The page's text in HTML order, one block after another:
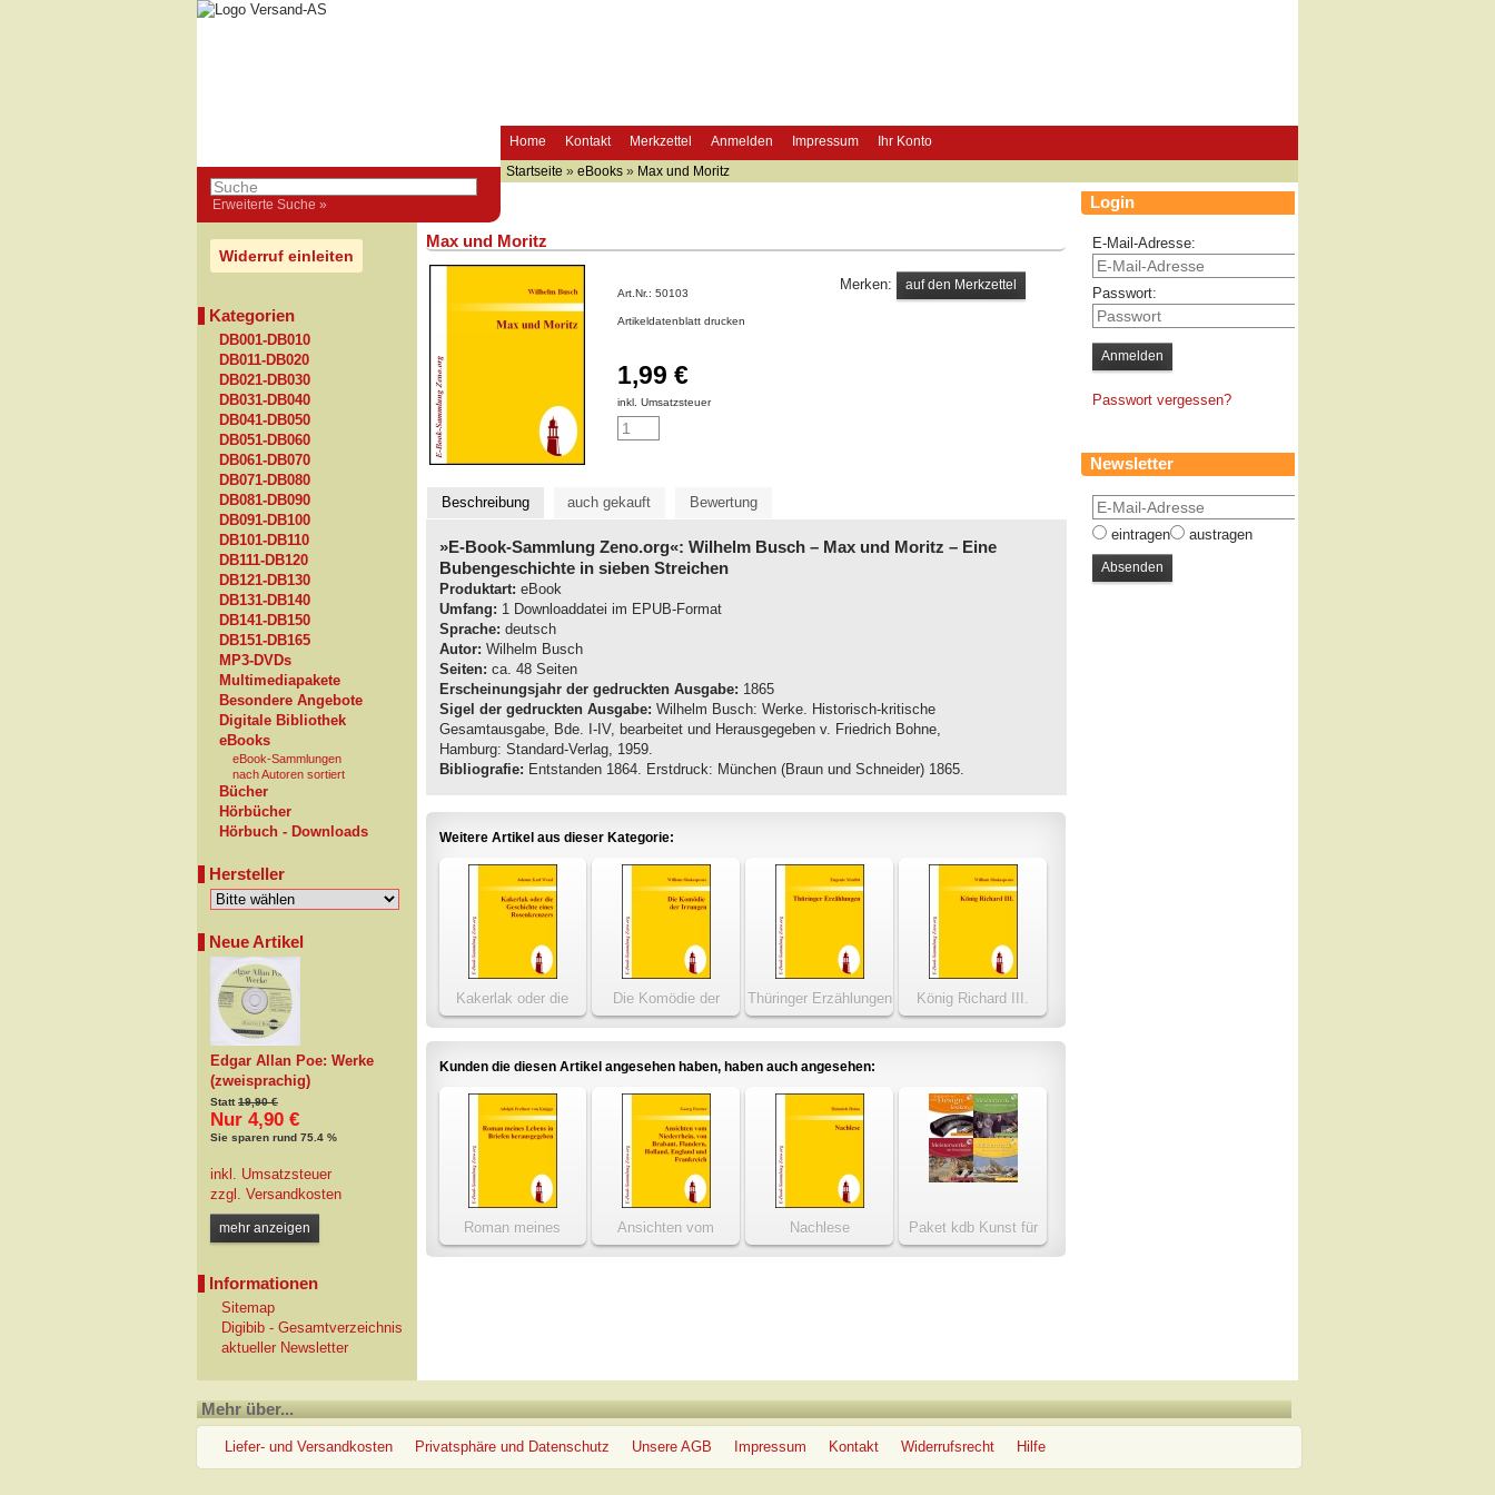
Home Kontakt Merkzettel Anmelden Impressum Ihr Konto
Erweiterte Suche »
Startseite » eBooks » Max und Moritz
Widerruf einleiten
Kategorien
DB001-DB010
DB011-DB020
DB021-DB030
DB031-DB040
DB041-DB050
DB051-DB060
DB061-DB070
DB071-DB080
DB081-DB090
DB091-DB100
DB101-DB110
DB111-DB120
DB121-DB130
DB131-DB140
DB141-DB150
DB151-DB165
MP3-DVDs
Multimediapakete
Besondere Angebote
Digitale Bibliothek
eBooks
eBook-Sammlungen
nach Autoren sortiert
Bücher
Hörbücher
Hörbuch - Downloads
Hersteller
Neue Artikel
Edgar Allan Poe: Werke
(zweisprachig)
Statt19,90 €
Nur 4,90 €
Sie sparen rund 75.4 %
inkl. Umsatzsteuer
zzgl. Versandkosten
mehr anzeigen
Informationen
Sitemap
Digibib - Gesamtverzeichnis
aktueller Newsletter
Max und Moritz
Art.Nr.: 50103
Artikeldatenblatt drucken
1,99 €
inkl. Umsatzsteuer
Merken:
Beschreibung auch gekauft Bewertung
»E-Book-Sammlung Zeno.org«: Wilhelm Busch – Max und Moritz – Eine
Bubengeschichte in sieben Streichen
Produktart: eBook
Umfang: 1 Downloaddatei im EPUB-Format
Sprache: deutsch
Autor: Wilhelm Busch
Seiten: ca. 48 Seiten
Erscheinungsjahr der gedruckten Ausgabe: 1865
Sigel der gedruckten Ausgabe: Wilhelm Busch: Werke. Historisch-kritische
Gesamtausgabe, Bde. I-IV, bearbeitet und Herausgegeben v. Friedrich Bohne,
Hamburg: Standard-Verlag, 1959.
Bibliografie: Entstanden 1864. Erstdruck: München (Braun und Schneider) 1865.
Weitere Artikel aus dieser Kategorie:
Kakerlak oder die
Geschichte eines
Rosenkreuzers
Die Komödie der
Irrungen
Thüringer Erzählungen König Richard III.
Kunden die diesen Artikel angesehen haben, haben auch angesehen:
Roman meines
Lebens in Briefen
Ansichten vom
Niederrhein, von
Nachlese
Paket kdb Kunst für
Kenner
Login
E-Mail-Adresse:
Passwort:
Passwort vergessen?
Newsletter
eintragen austragen
Mehr über...
Liefer- und Versandkosten Privatsphäre und Datenschutz Unsere AGB Impressum Kontakt Widerrufsrecht Hilfe